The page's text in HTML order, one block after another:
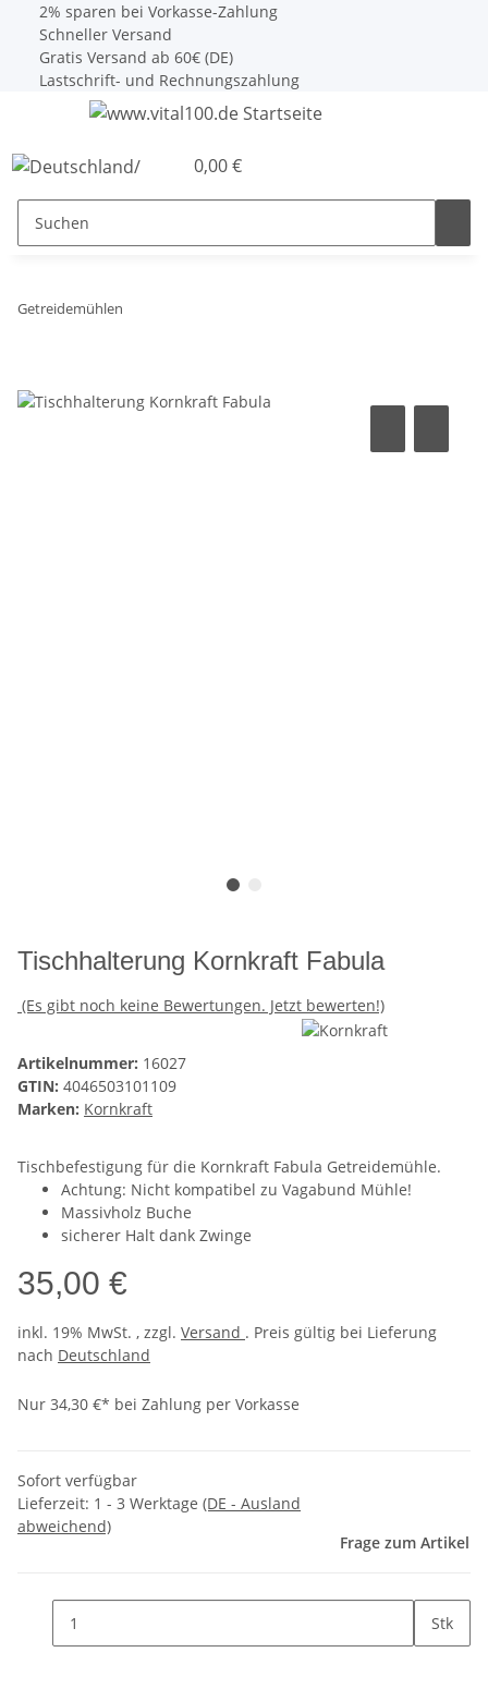
2% sparen bei Vorkasse-Zahlung
Schneller Versand
Gratis Versand ab 60€ (DE)
Lastschrift- und Rechnungszahlung
0,00 €
Getreidemühlen
Tischhalterung Kornkraft Fabula
(Es gibt noch keine Bewertungen. Jetzt bewerten!)
Artikelnummer: 16027
GTIN: 4046503101109
Marken: Kornkraft
Tischbefestigung für die Kornkraft Fabula Getreidemühle.
Achtung: Nicht kompatibel zu Vagabund Mühle!
Massivholz Buche
sicherer Halt dank Zwinge
35,00 €
inkl. 19% MwSt. , zzgl. Versand . Preis gültig bei Lieferung
nach Deutschland
Nur 34,30 €* bei Zahlung per Vorkasse
Sofort verfügbar
Lieferzeit: 1 - 3 Werktage (DE - Ausland
abweichend)
Frage zum Artikel
Stk